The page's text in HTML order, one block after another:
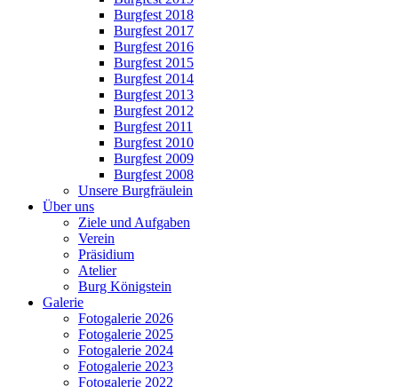
Burgfest 2018
Burgfest 2017
Burgfest 2016
Burgfest 2015
Burgfest 2014
Burgfest 2013
Burgfest 2012
Burgfest 2011
Burgfest 2010
Burgfest 2009
Burgfest 2008
Unsere Burgfräulein
Über uns
Ziele und Aufgaben
Verein
Präsidium
Atelier
Burg Königstein
Galerie
Fotogalerie 2026
Fotogalerie 2025
Fotogalerie 2024
Fotogalerie 2023
Fotogalerie 2022